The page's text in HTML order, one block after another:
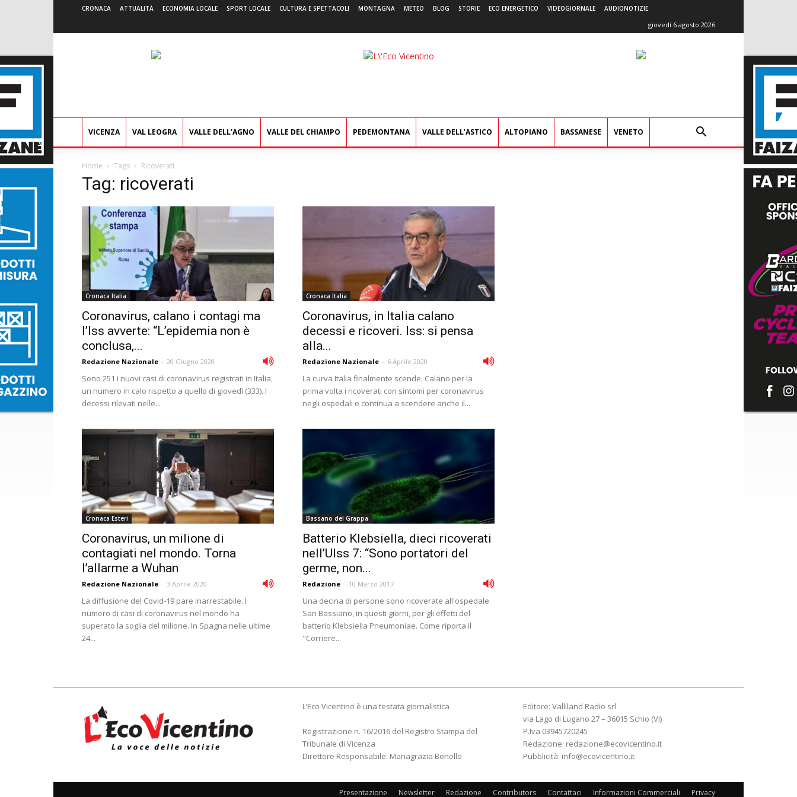
CRONACA ATTUALITÀ ECONOMIA LOCALE SPORT LOCALE CULTURA E SPETTACOLI MONTAGNA METEO BLOG STORIE ECO ENERGETICO VIDEOGIORNALE AUDIONOTIZIE
giovedì 6 agosto 2026
L'Eco
VICENZA VAL LEOGRA VALLE DELL’AGNO VALLE DEL CHIAMPO PEDEMONTANA VALLE DELL’ASTICO ALTOPIANO BASSANESE VENETO
Home Tags Ricoverati
Tag: ricoverati
Cronaca Italia
Coronavirus, calano i contagi ma
l’Iss avverte: “L’epidemia non è
conclusa,...
Redazione Nazionale - 20 Giugno 2020
Sono 251 i nuovi casi di coronavirus registrati in Italia,
un numero in calo rispetto a quello di giovedì (333). I
decessi rilevati nelle...
Cronaca Italia
Coronavirus, in Italia calano
decessi e ricoveri. Iss: si pensa
alla...
Redazione Nazionale - 6 Aprile 2020
La curva Italia finalmente scende. Calano per la
prima volta i ricoverati con sintomi per coronavirus
negli ospedali e continua a scendere anche il...
Cronaca Esteri
Coronavirus, un milione di
contagiati nel mondo. Torna
l’allarme a Wuhan
Redazione Nazionale - 3 Aprile 2020
La diffusione del Covid-19 pare inarrestabile. l
numero di casi di coronavirus nel mondo ha
superato la soglia del milione. In Spagna nelle ultime
24...
Bassano del Grappa
Batterio Klebsiella, dieci ricoverati
nell’Ulss 7: “Sono portatori del
germe, non...
Redazione - 10 Marzo 2017
Una decina di persone sono ricoverate all'ospedale
San Bassiano, in questi giorni, per gli effetti del
batterio Klebsiella Pneumoniae. Come riporta il
"Corriere...
L’Eco Vicentino è una testata giornalistica
Registrazione n. 16/2016 del Registro Stampa del
Tribunale di Vicenza
Direttore Responsabile: Mariagrazia Bonollo
Editore: Valliland Radio srl
via Lago di Lugano 27 – 36015 Schio (VI)
P.Iva 03945720245
Redazione: redazione@ecovicentino.it
Pubblicità: info@ecovicentino.it
Presentazione Newsletter Redazione Contributors Contattaci Informazioni Commerciali Privacy